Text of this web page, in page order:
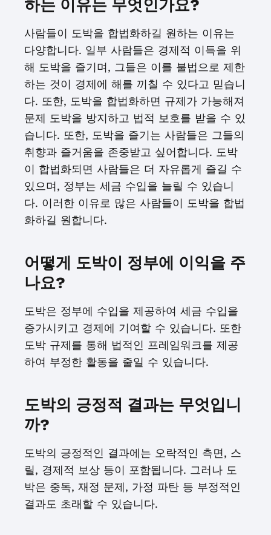
하는 이유는 무엇인가요?
사람들이 도박을 합법화하길 원하는 이유는
다양합니다. 일부 사람들은 경제적 이득을 위
해 도박을 즐기며, 그들은 이를 불법으로 제한
하는 것이 경제에 해를 끼칠 수 있다고 믿습니
다. 또한, 도박을 합법화하면 규제가 가능해져
문제 도박을 방지하고 법적 보호를 받을 수 있
습니다. 또한, 도박을 즐기는 사람들은 그들의
취향과 즐거움을 존중받고 싶어합니다. 도박
이 합법화되면 사람들은 더 자유롭게 즐길 수
있으며, 정부는 세금 수입을 늘릴 수 있습니
다. 이러한 이유로 많은 사람들이 도박을 합법
화하길 원합니다.
어떻게 도박이 정부에 이익을 주
나요?
도박은 정부에 수입을 제공하여 세금 수입을
증가시키고 경제에 기여할 수 있습니다. 또한
도박 규제를 통해 법적인 프레임워크를 제공
하여 부정한 활동을 줄일 수 있습니다.
도박의 긍정적 결과는 무엇입니
까?
도박의 긍정적인 결과에는 오락적인 측면, 스
릴, 경제적 보상 등이 포함됩니다. 그러나 도
박은 중독, 재정 문제, 가정 파탄 등 부정적인
결과도 초래할 수 있습니다.